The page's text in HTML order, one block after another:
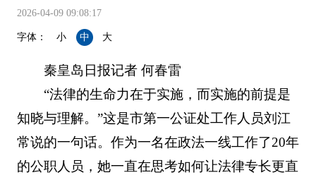
2026-04-09 09:08:17
字体： 小 中 大
秦皇岛日报记者 何春雷
“法律的生命力在于实施，而实施的前提是
知晓与理解。”这是市第一公证处工作人员刘江
常说的一句话。作为一名在政法一线工作了20年
的公职人员，她一直在思考如何让法律专长更直